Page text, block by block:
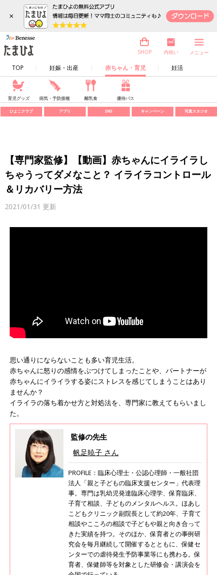
×
TOP 妊娠・出産 赤ちゃん・育児 妊活
SHOP 内祝い メニュー
育児グッズ 病気・予防接種 離乳食 優待パス
ひよこクラブ アプリ SNS キャンペーン 写真スタジオ
【専門家監修】【動画】赤ちゃんにイライラし
ちゃうってダメなこと？ イライラコントロール
＆リカバリー方法
2021/01/31 更新
思い通りにならないことも多い育児生活。
赤ちゃんに怒りの感情をぶつけてしまったことや、パートナーが
赤ちゃんにイライラする姿にストレスを感じてしまうことはあり
ませんか？
イライラの落ち着かせ方と対処法を、専門家に教えてもらいまし
た。
監修の先生
帆足暁子 さん
PROFILE：臨床心理士・公認心理師・一般社団
法人「親と子どもの臨床支援センター」代表理
事。専門は乳幼児発達臨床心理学、保育臨床、
子育て相談、子どものメンタルヘルス。ほあし
こどもクリニック副院長として約20年、子育て
相談やこころの相談で子どもや親と向き合って
きた実績を持つ。そのほか、保育者との事例研
究会を毎月継続して開催するとともに、保健セ
ンターでの虐待発生予防事業等にも携わる。保
育者、保健師等を対象とした研修会・講演会を